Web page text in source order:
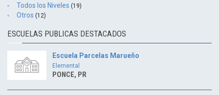
Todos los Niveles (19)
Otros (12)
ESCUELAS PUBLICAS DESTACADOS
Escuela Parcelas Marueño
Elemental
PONCE, PR